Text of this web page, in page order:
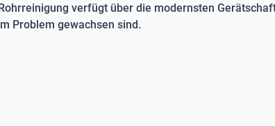
verfügt über die modernsten
Problem gewachsen sind.